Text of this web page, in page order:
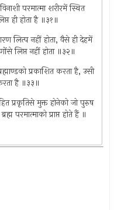
परमात्मा शरीरमें स्थित
ही होता है ॥३१॥
लित्प नहीं होता, वैसे ही देहमें
लिप्त नहीं होता ॥३२॥
प्रकाशित करता है, उसी
है ॥३३॥
प्रकृतिसे मुक्त होनेको जो पुरुष
परमात्माको प्राप्त होते हैं ॥